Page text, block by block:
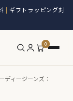
| ギフトラッピング対
0
ディージーンズ：